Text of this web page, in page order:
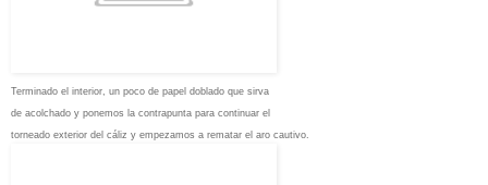
Terminado el interior, un poco de papel doblado que sirva
de acolchado y ponemos la contrapunta para continuar el
torneado exterior del cáliz y empezamos a rematar el aro cautivo.